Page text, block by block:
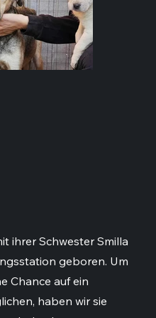
ihrer Schwester Smilla
geboren. Um
Chance auf ein
haben wir sie